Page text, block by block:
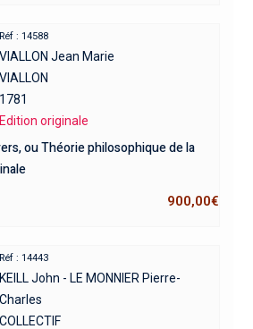
Réf : 14588
VIALLON Jean Marie
VIALLON
1781
Edition originale
ou Théorie philosophique de la
900,00€
Réf : 14443
KEILL John - LE MONNIER Pierre-
Charles
COLLECTIF